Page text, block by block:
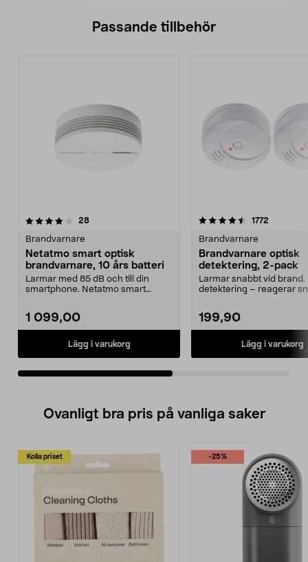
Passande tillbehör
28recensioner
Brandvarnare
Netatmo smart optisk
brandvarnare, 10 års batteri
Larmar med 85 dB och till din
smartphone. Netatmo smart
1 099,00
Lägg i varukorg
4.5av 5 stjärnor 1772
Brandvarnare
Brandvarnare optisk
detektering, 2-pack
Larmar snabbt vid brand.
detektering – reagerar
199,90
Lägg i varukorg
3.5av 5 stjärnor
Ovanligt bra pris på vanliga saker
Kolla priset -25%